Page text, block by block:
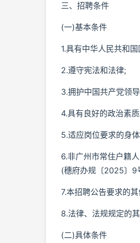
三、招聘条件
(一)基本条件
1.具有中华人民共和
2.遵守宪法和法律;
3.拥护中国共产党领
4.具有良好的政治素
5.适应岗位要求的身
6.非广州市常住户籍
(穗府办规〔2025〕9
7.本招聘公告要求的
8.法律、法规规定的其
(二)具体条件